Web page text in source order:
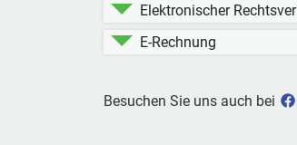
Elektronischer
E-Rechnung
Besuchen Sie uns auch bei